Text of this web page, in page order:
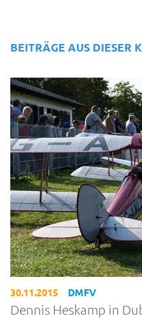
BEITRÄGE AUS DIESER
30.11.2015 DMFV
Dennis Heskamp in